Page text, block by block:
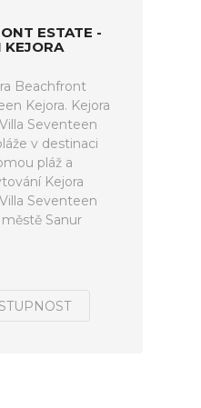
ESTATE -
KEJORA
Beachfront
Kejora. Kejora
Seventeen
v destinaci
pláž a
Kejora
Seventeen
Sanur